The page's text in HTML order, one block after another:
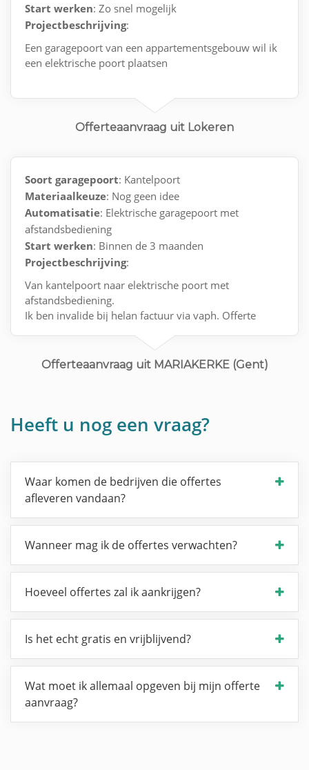
Start werken: Zo snel mogelijk
Projectbeschrijving:
Een garagepoort van een appartementsgebouw wil ik
een elektrische poort plaatsen
Offerteaanvraag uit Lokeren
Soort garagepoort: Kantelpoort
Materiaalkeuze: Nog geen idee
Automatisatie: Elektrische garagepoort met
afstandsbediening
Start werken: Binnen de 3 maanden
Projectbeschrijving:
Van kantelpoort naar elektrische poort met
afstandsbediening.
Ik ben invalide bij helan factuur via vaph. Offerte
Offerteaanvraag uit MARIAKERKE (Gent)
Heeft u nog een vraag?
Waar komen de bedrijven die offertes
afleveren vandaan?
Wanneer mag ik de offertes verwachten?
Hoeveel offertes zal ik aankrijgen?
Is het echt gratis en vrijblijvend?
Wat moet ik allemaal opgeven bij mijn offerte
aanvraag?